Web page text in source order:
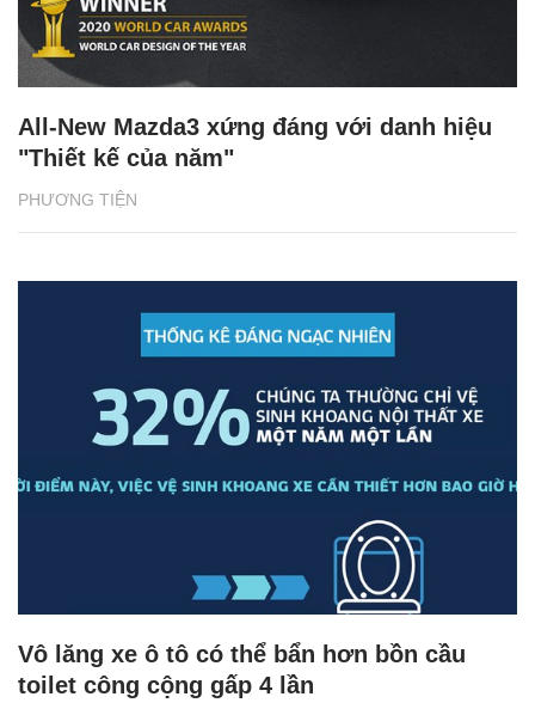
PHƯƠNG TIỆN
All-New Mazda3 xứng đáng với danh hiệu
"Thiết kế của năm"
Vô lăng xe ô tô có thể bẩn hơn bồn cầu
toilet công cộng gấp 4 lần